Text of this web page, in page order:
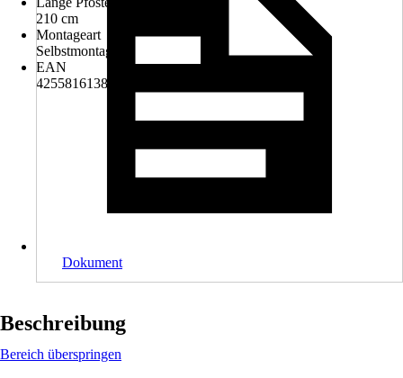
210 cm
Montageart
Selbstmontage
EAN
4255816138683
Dokument
Beschreibung
Bereich überspringen